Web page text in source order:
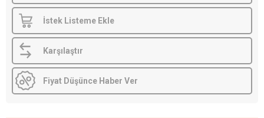
İstek Listeme Ekle
Karşılaştır
Fiyat Düşünce Haber Ver